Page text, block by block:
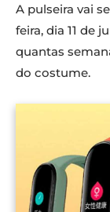
A pulseira vai
feira, dia 11 de
quantas
do costume.